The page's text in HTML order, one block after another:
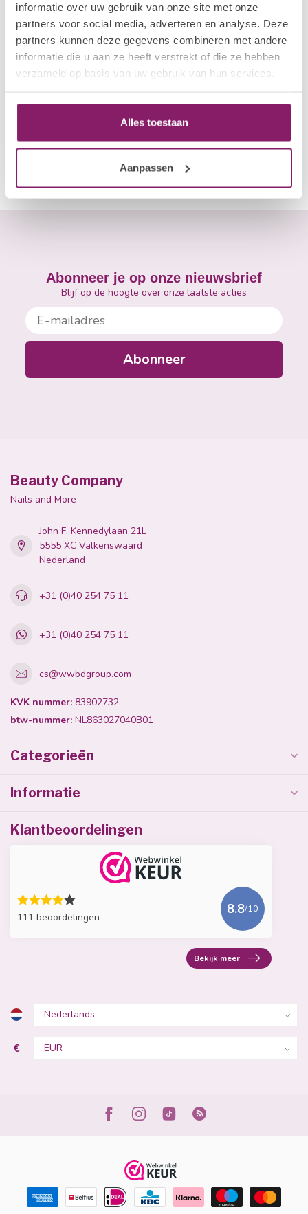
informatie over uw gebruik van onze site met onze
partners voor social media, adverteren en analyse. Deze
partners kunnen deze gegevens combineren met andere
informatie die u aan ze heeft verstrekt of die ze hebben
verzameld op basis van uw gebruik van hun services.
Alles toestaan
Aanpassen
Op voorraad
Abonneer je op onze nieuwsbrief
Blijf op de hoogte over onze laatste acties
E-mailadres
Abonneer
Beauty Company
Nails and More
John F. Kennedylaan 21L
5555 XC Valkenswaard
Nederland
+31 (0)40 254 75 11
+31 (0)40 254 75 11
cs@wwbdgroup.com
KVK nummer: 83902732
btw-nummer: NL863027040B01
Categorieën
Informatie
Klantbeoordelingen
111 beoordelingen
8.8/10
Bekijk meer
€